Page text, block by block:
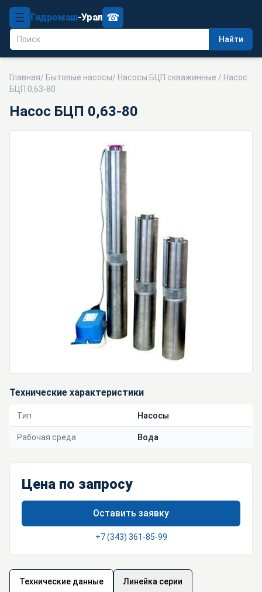
☰ Гидромаш-Урал
Найти
☎
Главная/ Бытовые насосы/ Насосы БЦП скважинные / Насос
БЦП 0,63-80
Насос БЦП 0,63-80
Технические характеристики
Тип Насосы
Рабочая среда Вода
Цена по запросу
Оставить заявку
+7 (343) 361-85-99
Технические данные Линейка серии